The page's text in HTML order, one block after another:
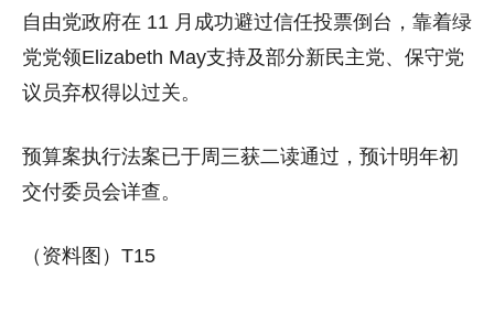
自由党政府在 11 月成功避过信任投票倒台，靠着绿
党党领Elizabeth May支持及部分新民主党、保守党
议员弃权得以过关。
预算案执行法案已于周三获二读通过，预计明年初
交付委员会详查。
（资料图）T15